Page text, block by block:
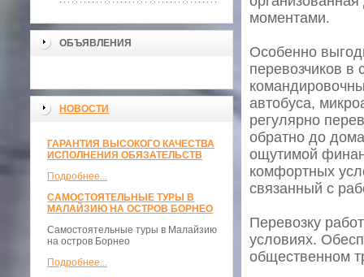
ОБЪЯВЛЕНИЯ
НОВОСТИ
ГАРАНТИЯ ВЫСОКОГО КАЧЕСТВА
ИСПОЛНЕНИЯ ОБЯЗАТЕЛЬСТВ
Подробнее...
САМОСТОЯТЕЛЬНЫЕ ТУРЫ В
МАЛАЙЗИЮ НА ОСТРОВ БОРНЕО
Самостоятельные туры в Малайзию
на остров Борнео
Подробнее...
моментами.
Особенно
перевозчиков в
автобуса,
регулярно
обратно до
ощутимой
комфортных
связанный с
Перевозку
условиях.
общественном